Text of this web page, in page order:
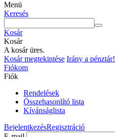
Menü
Keresés
Kosár
Kosár
A kosár üres.
Kosár megtekintése Irány a pénztár!
Fiókom
Fiók
Rendelések
Összehasonlító lista
Kívánságlista
BejelentkezésRegisztráció